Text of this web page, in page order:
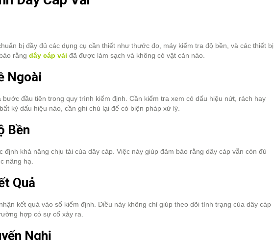
bị đầy đủ các dụng cụ cần thiết như thước đo, máy kiểm tra độ bền, và các thiết bị
rằng dây cáp vải đã được làm sạch và không có vật cản nào.
Ngoài
bước đầu tiên trong quy trình kiểm định. Cần kiểm tra xem có dấu hiệu nứt, rách hay
kỳ dấu hiệu nào, cần ghi chú lại để có biện pháp xử lý.
Bền
định khả năng chịu tải của dây cáp. Việc này giúp đảm bảo rằng dây cáp vẫn còn đủ
nâng hạ.
Quả
kết quả vào sổ kiểm định. Điều này không chỉ giúp theo dõi tình trạng của dây cáp
hợp có sự cố xảy ra.
Nghị